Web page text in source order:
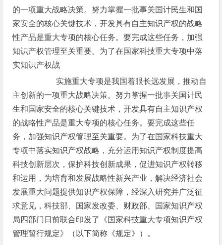
的一项重大战略决策。努力掌握一批事关国计民生和国
家安全的核心关键技术，开发具有自主知识产权的战略
性产品是重大专项的核心任务。要完成这些任务，加强
知识产权管理至关重要。为了在国家科技重大专项中落
实知识产权战
实施重大专项是我国着眼长远发展，推动自
主创新的一项重大战略决策。努力掌握一批事关国计民
生和国家安全的核心关键技术，开发具有自主知识产权
的战略性产品是重大专项的核心任务。要完成这些任
务，加强知识产权管理至关重要。为了在国家科技重大
专项中落实知识产权战略，充分运用知识产权制度提高
科技创新层次，保护科技创新成果，促进知识产权转移
和运用，为培育和发展战略性新兴产业，解决经济社会
发展重大问题提供知识产权保障，经深入研究并广泛征
求意见，科技部、国家发改委、财政部、国家知识产权
局四部门日前联合印发了《国家科技重大专项知识产权
管理暂行规定》（以下简称《规定》）。